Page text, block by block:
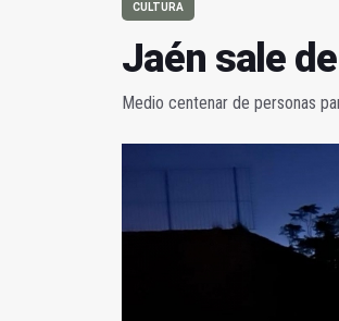
CULTURA
Jaén sale
Medio centenar de personas